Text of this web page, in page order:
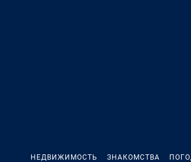
НЕДВИЖИМОСТЬ ЗНАКОМСТВА